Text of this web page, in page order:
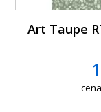
Art Taupe